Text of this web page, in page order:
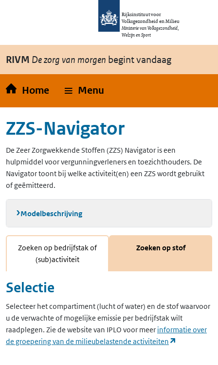
Overslaan en naar de inhoud gaan
Rijksinstituut voor
Volksgezondheid en Milieu
Ministerie van Volksgezondheid,
Welzijn en Sport
RIVM De zorg van morgen begint vandaag
Home Menu
ZZS-Navigator
De Zeer Zorgwekkende Stoffen (ZZS) Navigator is een
hulpmiddel voor vergunningverleners en toezichthouders. De
Navigator toont bij welke activiteit(en) een ZZS wordt gebruikt
of geëmitteerd.
Modelbeschrijving
Zoeken op bedrijfstak of
(sub)activiteit
Zoeken op stof
Selectie
Selecteer het compartiment (lucht of water) en de stof waarvoor
u de verwachte of mogelijke emissie per bedrijfstak wilt
raadplegen. Zie de website van IPLO voor meer informatie over
de groepering van de milieubelastende activiteiten